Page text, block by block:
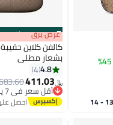
13 - 14
00m:00s
·باقي 100% عرض برق
كالفن كلاين
بشعار مطلي
4.8
4
﷼‏411.03
أقل سعر في 7 يوم
بتخلّص بسرعة
أقل سعر في 7 يوم
احصل
اغسطس